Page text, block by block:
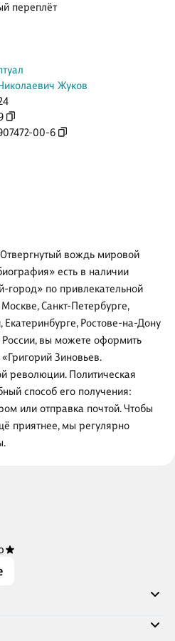
переплёт
Жуков
00-6
вождь мировой
есть в наличии
город» по привлекательной
Санкт-Петербурге,
Ростове-на-Дону
вы можете оформить
Зиновьев.
революции. Политическая
способ его получения:
или отправка почтой. Чтобы
приятнее, мы регулярно